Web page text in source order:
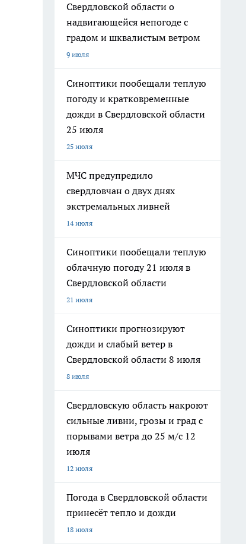
Свердловской области о
надвигающейся непогоде с
градом и шквалистым ветром
9 июля
Синоптики пообещали теплую
погоду и кратковременные
дожди в Свердловской области
25 июля
25 июля
МЧС предупредило
свердловчан о двух днях
экстремальных ливней
14 июля
Синоптики пообещали теплую
облачную погоду 21 июля в
Свердловской области
21 июля
Синоптики прогнозируют
дожди и слабый ветер в
Свердловской области 8 июля
8 июля
Свердловскую область накроют
сильные ливни, грозы и град с
порывами ветра до 25 м/с 12
июля
12 июля
Погода в Свердловской области
принесёт тепло и дожди
18 июля